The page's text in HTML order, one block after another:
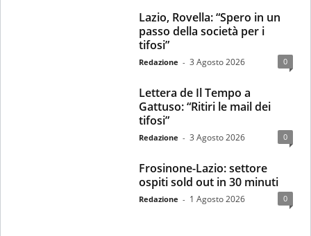
Lazio, Rovella: “Spero in un
passo della società per i
tifosi”
Redazione - 3 Agosto 2026 0
Lettera de Il Tempo a
Gattuso: “Ritiri le mail dei
tifosi”
Redazione - 3 Agosto 2026 0
Frosinone-Lazio: settore
ospiti sold out in 30 minuti
Redazione - 1 Agosto 2026 0